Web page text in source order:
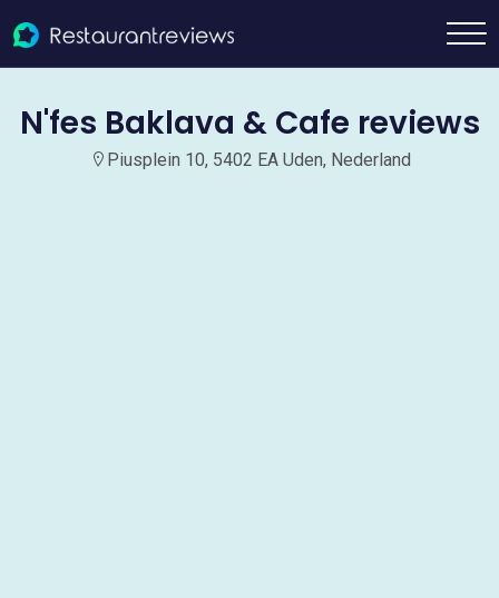
N'fes Baklava & Cafe reviews
Piusplein 10, 5402 EA Uden, Nederland